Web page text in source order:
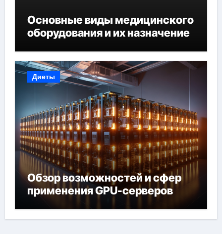
Основные виды медицинского
оборудования и их назначение
Диеты
Обзор возможностей и сфер
применения GPU-серверов